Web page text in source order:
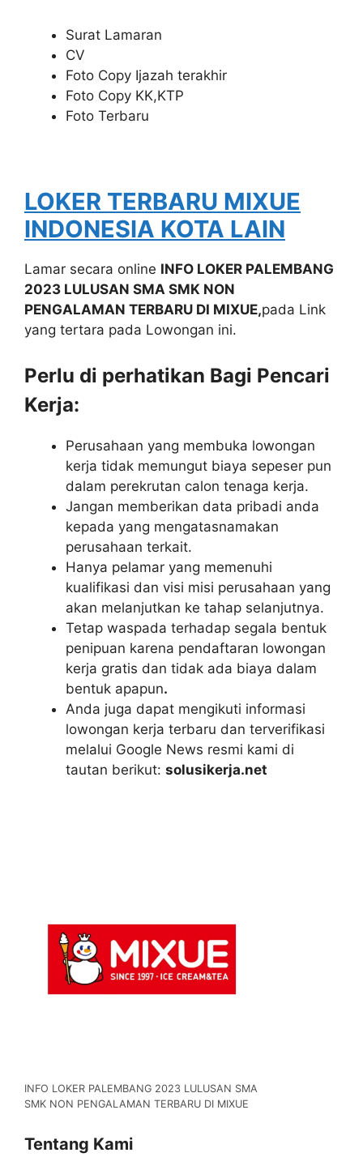
Surat Lamaran
CV
Foto Copy Ijazah terakhir
Foto Copy KK,KTP
Foto Terbaru
LOKER TERBARU MIXUE
INDONESIA KOTA LAIN
Lamar secara online INFO LOKER PALEMBANG
2023 LULUSAN SMA SMK NON
PENGALAMAN TERBARU DI MIXUE,pada Link
yang tertara pada Lowongan ini.
Perlu di perhatikan Bagi Pencari
Kerja:
Perusahaan yang membuka lowongan
kerja tidak memungut biaya sepeser pun
dalam perekrutan calon tenaga kerja.
Jangan memberikan data pribadi anda
kepada yang mengatasnamakan
perusahaan terkait.
Hanya pelamar yang memenuhi
kualifikasi dan visi misi perusahaan yang
akan melanjutkan ke tahap selanjutnya.
Tetap waspada terhadap segala bentuk
penipuan karena pendaftaran lowongan
kerja gratis dan tidak ada biaya dalam
bentuk apapun.
Anda juga dapat mengikuti informasi
lowongan kerja terbaru dan terverifikasi
melalui Google News resmi kami di
tautan berikut: solusikerja.net
INFO LOKER PALEMBANG 2023 LULUSAN SMA
SMK NON PENGALAMAN TERBARU DI MIXUE
Tentang Kami